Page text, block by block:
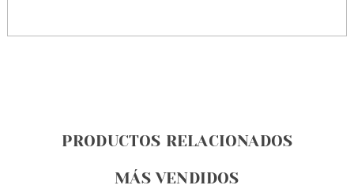
PRODUCTOS RELACIONADOS
MÁS VENDIDOS